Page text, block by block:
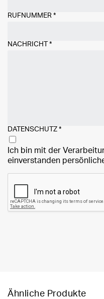
RUFNUMMER *
NACHRICHT *
DATENSCHUTZ *
Ich bin mit der
einverstanden
Ähnliche Produkte